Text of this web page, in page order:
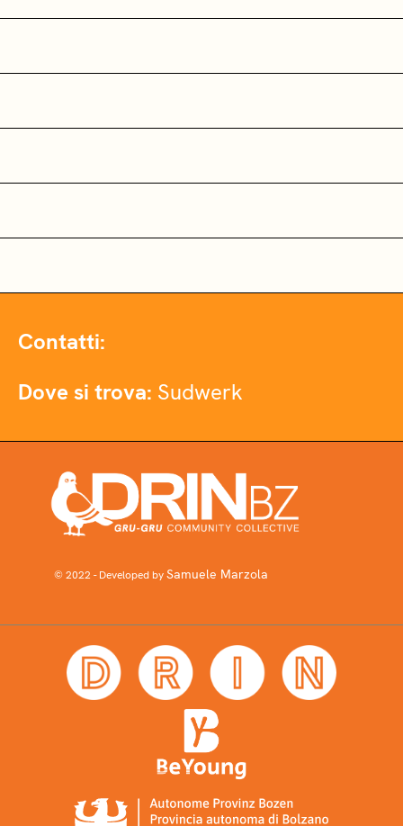
Contatti:
Dove si trova: Sudwerk
© 2022 - Developed bySamuele Marzola